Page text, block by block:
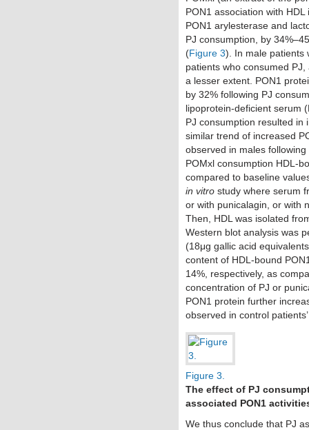
PON1 association with
PON1 arylesterase and
PJ consumption, by
(Figure 3). In male patients
patients who consumed
a lesser extent. PON1
by 32% following PJ
lipoprotein-deficient serum
PJ consumption resulted in
similar trend of increased
observed in males
POMxl consumption HDL-
compared to baseline
in vitro study where serum
or with punicalagin, or with
Then, HDL was isolated
Western blot analysis was
(18μg gallic acid
content of HDL-bound
14%, respectively, as
concentration of PJ or
PON1 protein further
observed in control
Figure 3.
The effect of PJ
associated PON1
We thus conclude that PJ